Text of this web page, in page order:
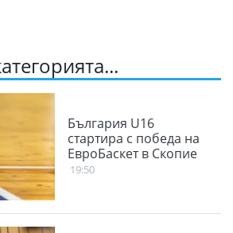
България U16
стартира с победа на
ЕвроБаскет в Скопие
19:50